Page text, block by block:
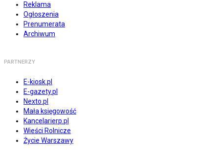
Reklama
Ogłoszenia
Prenumerata
Archiwum
PARTNERZY
E-kiosk.pl
E-gazety.pl
Nexto.pl
Mała księgowość
Kancelarierp.pl
Wieści Rolnicze
Życie Warszawy